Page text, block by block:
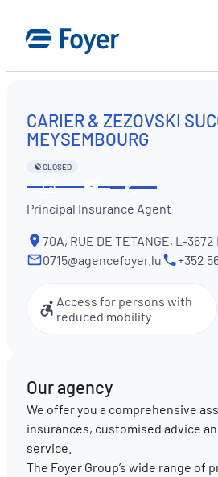
content
EN
CARIER & ZEZOVSKI
MEYSEMBOURG
CLOSED
opening
hours
us
Share
Principal Insurance Agent
70A, RUE DE TETANGE, L-3672
0715@agencefoyer.lu
+352
Access for persons with
reduced mobility
Our agency
We offer you a comprehensive
insurances, customised advice
service.
The Foyer Group’s wide range of